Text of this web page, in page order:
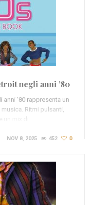
negli anni ’80
anni '80 rappresenta un
Ritmi pulsanti,
un mix di…
NOV 8, 2025 452 0